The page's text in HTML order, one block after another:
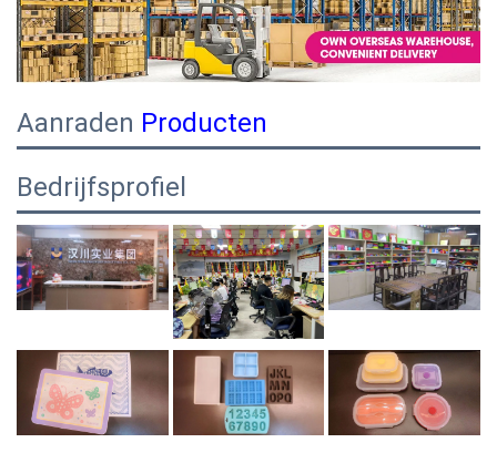
Aanraden Producten
Bedrijfsprofiel